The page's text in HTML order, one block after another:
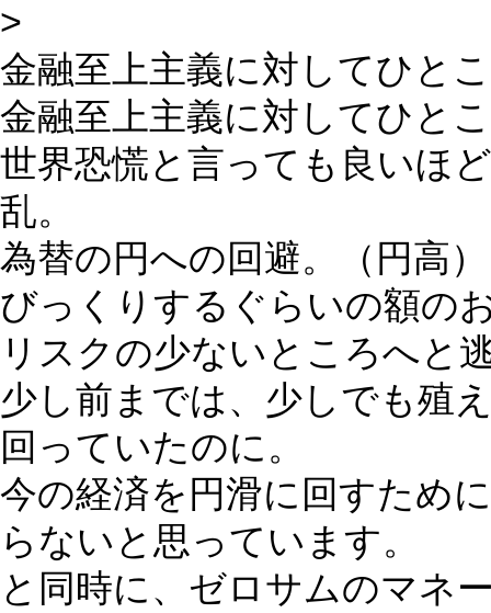
>
金融至上主義に対してひと
金融至上主義に対してひと
世界恐慌と言っても良いほ
乱。
為替の円への回避。（円高）
びっくりするぐらいの額の
リスクの少ないところへと
少し前までは、少しでも殖
回っていたのに。
今の経済を円滑に回すため
らないと思っています。
と同時に、ゼロサムのマネ